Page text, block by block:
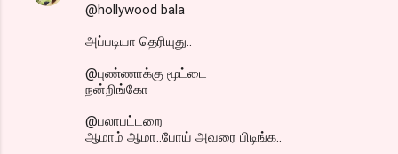
@hollywood bala
அப்படியா தெரியுது..
@புண்ணாக்கு மூட்டை
நன்றிங்கோ
@பலாபட்டறை
ஆமாம் ஆமா..போய் அவரை பிடிங்க..